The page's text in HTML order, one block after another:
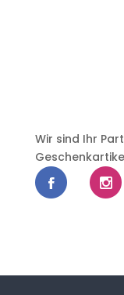
Wir sind Ihr